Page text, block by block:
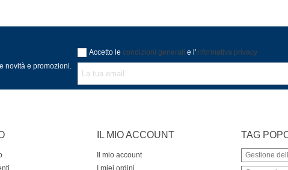
novità e promozioni.
Accetto le condizioni generali e l'informativa privacy
IL MIO ACCOUNT
Il mio account
I miei ordini
TAG
Gestione